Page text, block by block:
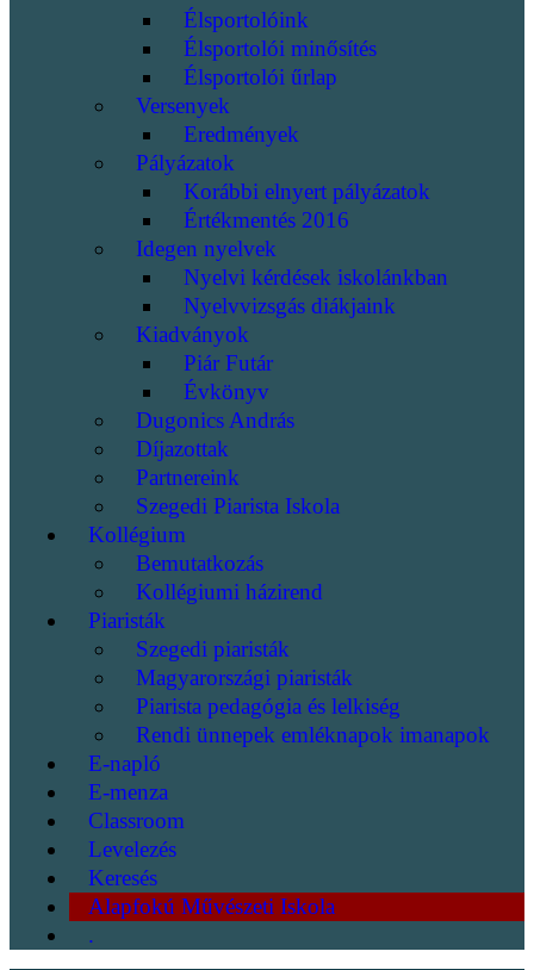
Élsportolóink
Élsportolói minősítés
Élsportolói űrlap
Versenyek
Eredmények
Pályázatok
Korábbi elnyert pályázatok
Értékmentés 2016
Idegen nyelvek
Nyelvi kérdések iskolánkban
Nyelvvizsgás diákjaink
Kiadványok
Piár Futár
Évkönyv
Dugonics András
Díjazottak
Partnereink
Szegedi Piarista Iskola
Kollégium
Bemutatkozás
Kollégiumi házirend
Piaristák
Szegedi piaristák
Magyarországi piaristák
Piarista pedagógia és lelkiség
Rendi ünnepek emléknapok imanapok
E-napló
E-menza
Classroom
Levelezés
Keresés
Alapfokú Művészeti Iskola
.